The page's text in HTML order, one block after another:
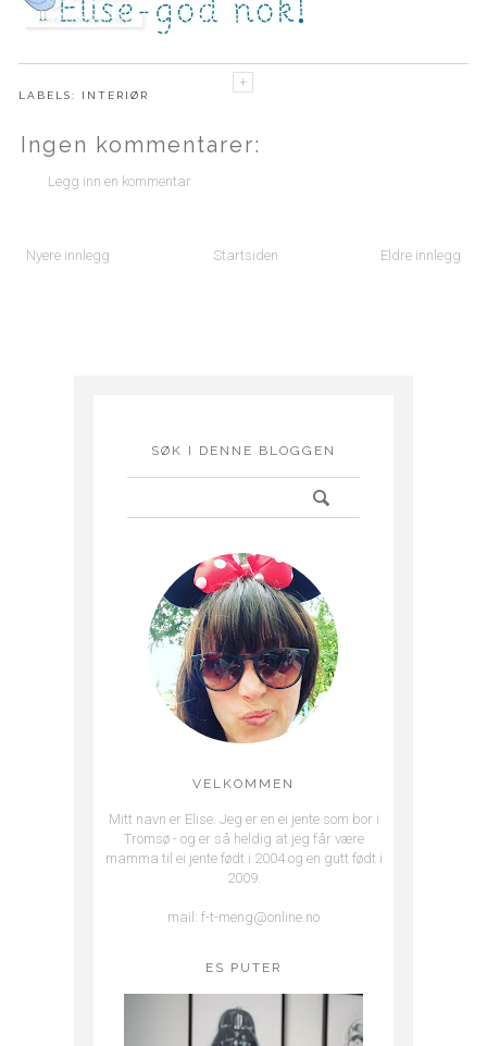
LABELS: INTERIØR
Ingen kommentarer:
Legg inn en kommentar
Nyere innlegg Eldre innlegg
Startsiden
SØK I DENNE BLOGGEN
VELKOMMEN
Mitt navn er Elise. Jeg er en ei jente som bor i
Tromsø - og er så heldig at jeg får være
mamma til ei jente født i 2004 og en gutt født i
2009.
mail: f-t-meng@online.no
ES PUTER